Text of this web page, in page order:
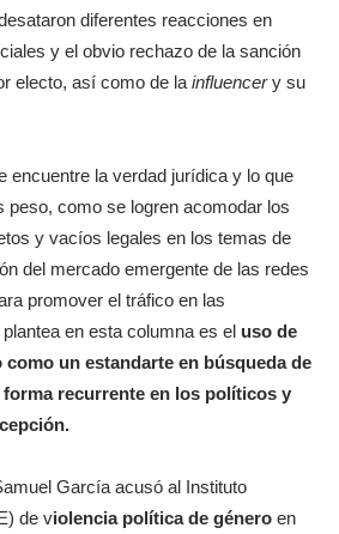
diferentes reacciones en
y el obvio rechazo de la sanción
electo, así como de la influencery su
encuentre la verdad jurídica y lo que
peso, como se logren acomodar los
y vacíos legales en los temas de
del mercado emergente de las redes
promover el tráfico en las
en esta columna es el uso de
como un estandarte en búsqueda de
recurrente en los políticos y
García acusó al Instituto
de violencia política de género en